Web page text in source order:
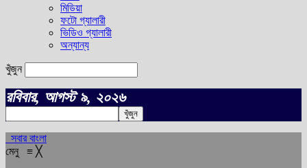
মিডিয়া
ফটো গ্যালারী
ভিডিও গ্যালারী
অন্যান্য
খুঁজুন
রবিবার, আগস্ট ৯, ২০২৬
সবার বাংলা
মেনু ≡ ╳